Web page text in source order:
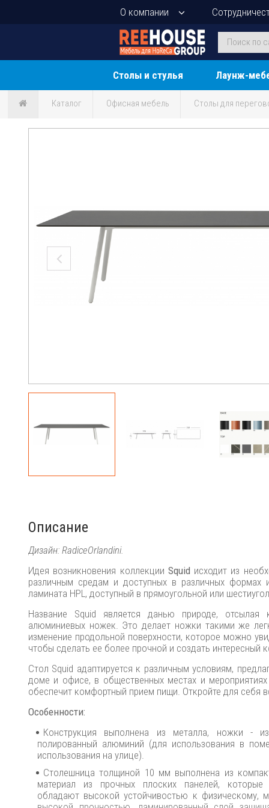
О компании
Столы и стулья Лаунж-
Каталог Офисная мебель Столы для
Описание
Дизайн: RadiceOrlandini.
Идея возникновения коллекции Squid исходит из
различным средам и доступных в различных
ламината HPL, доступный в прямоугольной или
Название Squid является данью природе,
алюминиевых ножек.‎ Это делает ножки такими же
изменение продольной поверхности, которое можно
чтобы сделать ее более прочной и создать интересный
Стол Squid адаптируется к различным условиям,
доме и офисе, в общественных местах и
обеспечит комфортный прием пищи. Откройте для себя
Особенности:
Конструкция выполнена из металла, ножки -
полированный алюминий (для использования в
использования на улице).
Столешница толщиной 10 мм выполнена из
материал из прочных плоских панелей,
обладают высокой устойчивостью к физическому,